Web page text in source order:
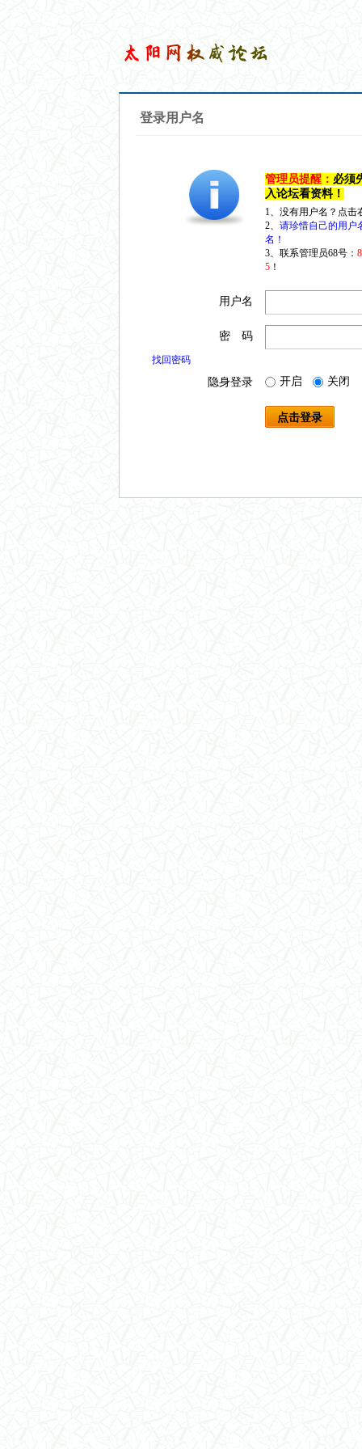
登录用户名
管理员提醒： 必须
入论坛看资料！
1、没有用户名？点
2、 请珍惜自己的用户
名！
3、联系管理员68号：
5 ！
用户名
密 码
找回密码
隐身登录 开启 关闭
点击登录